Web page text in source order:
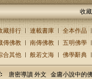
收
藏排行 連載書庫 全本作品
傳佛教 南傳佛教 五明佛學
合其他 般若文海 佛學辭典
唐密導讀 外文 金庸小說中的